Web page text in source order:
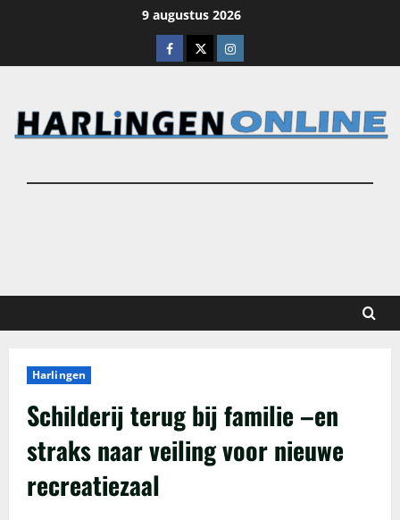
9 augustus 2026
Facebook
X Instagram
Harlingen
Schilderij terug bij familie –en
straks naar veiling voor nieuwe
recreatiezaal